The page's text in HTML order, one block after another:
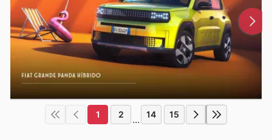
1 2 ... 14 15